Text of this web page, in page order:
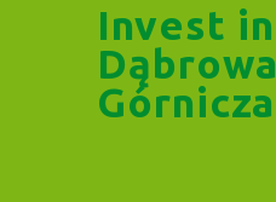
Invest in
Dąbrowa
Górnicza